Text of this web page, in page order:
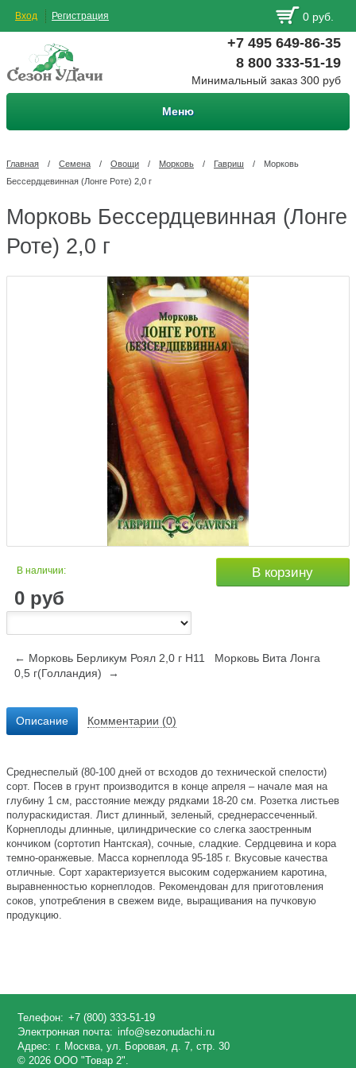
Вход Регистрация 0 руб.
+7 495 649-86-35
8 800 333-51-19
Минимальный заказ 300 руб
Меню
Главная / Семена / Овощи / Морковь / Гавриш /
Морковь
Бессердцевинная (Лонге Роте) 2,0 г
Морковь Бессердцевинная (Лонге
Роте) 2,0 г
В наличии:
0 руб
В корзину
← Морковь Берликум Роял 2,0 г Н11
Морковь Вита Лонга
0,5 г(Голландия) →
Описание Комментарии (0)
Среднеспелый (80-100 дней от всходов до технической спелости)
сорт. Посев в грунт производится в конце апреля – начале мая на
глубину 1 см, расстояние между рядками 18-20 см. Розетка листьев
полураскидистая. Лист длинный, зеленый, среднерассеченный.
Корнеплоды длинные, цилиндрические со слегка заостренным
кончиком (сортотип Нантская), сочные, сладкие. Сердцевина и кора
темно-оранжевые. Масса корнеплода 95-185 г. Вкусовые качества
отличные. Сорт характеризуется высоким содержанием каротина,
выравненностью корнеплодов. Рекомендован для приготовления
соков, употребления в свежем виде, выращивания на пучковую
продукцию.
Телефон: +7 (800) 333-51-19
Электронная почта: info@sezonudachi.ru
Адрес: г. Москва, ул. Боровая, д. 7, стр. 30
© 2026 ООО "Товар 2".